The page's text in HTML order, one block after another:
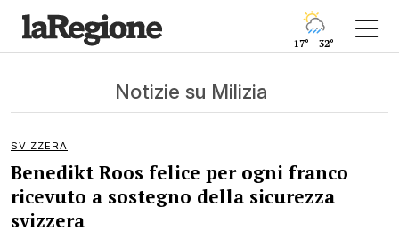
17° - 32°
Notizie su Milizia
SVIZZERA
Benedikt Roos felice per ogni franco
ricevuto a sostegno della sicurezza
svizzera